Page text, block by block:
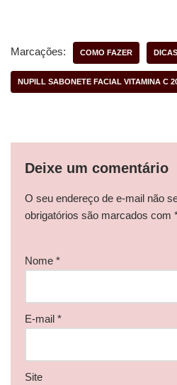
Marcações: COMO FAZER DICAS
NUPILL SABONETE FACIAL VITAMINA C
Deixe um comentário
O seu endereço de e-mail não
obrigatórios são marcados com
Nome *
E-mail *
Site